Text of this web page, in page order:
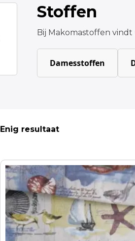
Stoffen
Bij Makomastoffen
Damesstoffen
Enig resultaat